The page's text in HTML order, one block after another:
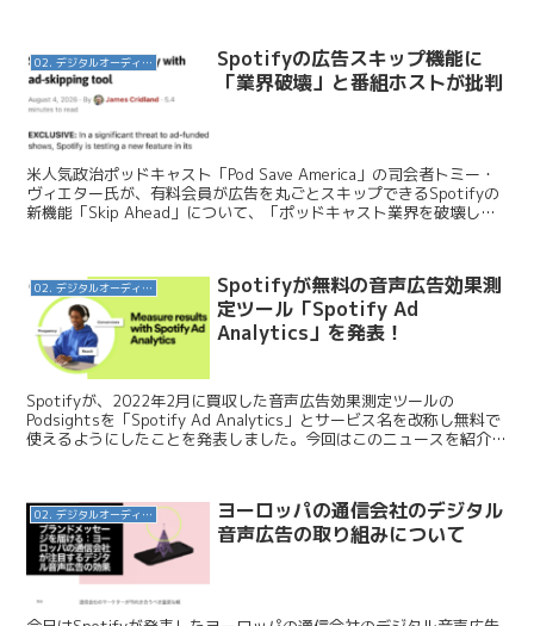
02. デジタルオーディオ広告（音声広告）
Spotifyの広告スキップ機能に
「業界破壊」と番組ホストが批判
米人気政治ポッドキャスト「Pod Save America」の司会者トミー・
ヴィエター氏が、有料会員が広告を丸ごとスキップできるSpotifyの
新機能「Skip Ahead」について、「ポッドキャスト業界を破壊しよ
02. デジタルオーディオ広告（音声広告）
Spotifyが無料の音声広告効果測
定ツール「Spotify Ad
Analytics」を発表！
Spotifyが、2022年2月に買収した音声広告効果測定ツールの
Podsightsを「Spotify Ad Analytics」とサービス名を改称し無料で
使えるようにしたことを発表しました。今回はこのニュースを紹介し
02. デジタルオーディオ広告（音声広告）
ヨーロッパの通信会社のデジタル
音声広告の取り組みについて